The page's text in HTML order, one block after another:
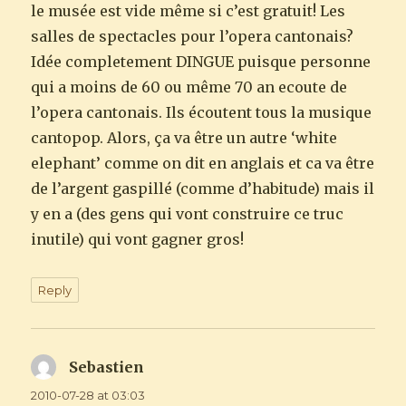
le musée est vide même si c’est gratuit! Les
salles de spectacles pour l’opera cantonais?
Idée completement DINGUE puisque personne
qui a moins de 60 ou même 70 an ecoute de
l’opera cantonais. Ils écoutent tous la musique
cantopop. Alors, ça va être un autre ‘white
elephant’ comme on dit en anglais et ca va être
de l’argent gaspillé (comme d’habitude) mais il
y en a (des gens qui vont construire ce truc
inutile) qui vont gagner gros!
Reply
Sebastien
2010-07-28 at 03:03